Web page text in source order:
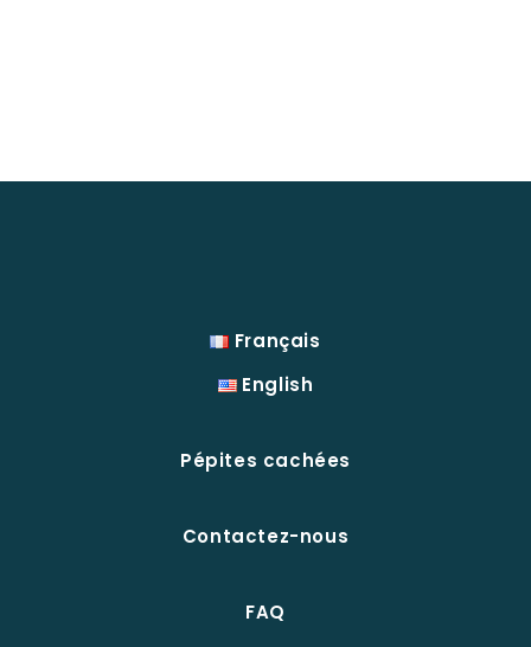
Français
English
Pépites cachées
Contactez-nous
FAQ